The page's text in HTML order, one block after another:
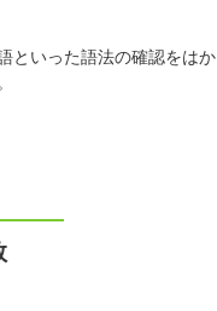
いった語法の確認をは